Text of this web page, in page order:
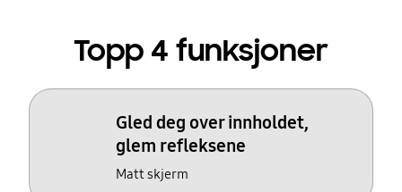
Topp 4 funksjoner
Gled deg over innholdet,
glem refleksene
Matt skjerm